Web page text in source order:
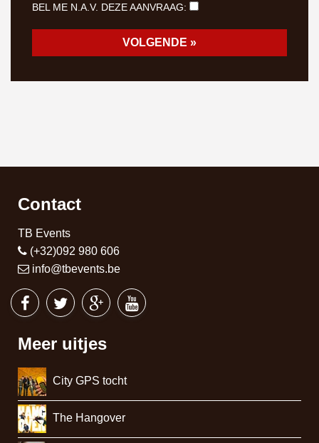
BEL ME N.A.V. DEZE AANVRAAG:
Contact
TB Events
(+32)092 980 606
info@tbevents.be
Meer uitjes
City GPS tocht
The Hangover